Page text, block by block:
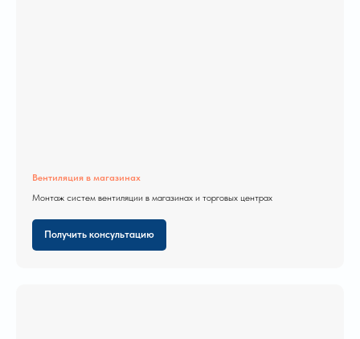
Вентиляция в магазинах
Монтаж систем вентиляции в магазинах и торговых центрах
Получить консультацию